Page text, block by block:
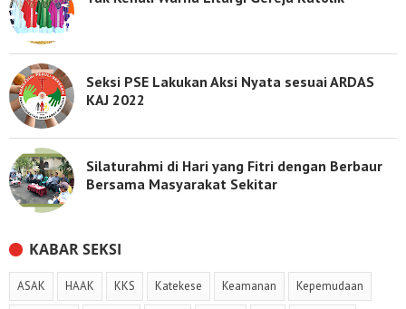
Seksi PSE Lakukan Aksi Nyata sesuai ARDAS
KAJ 2022
Silaturahmi di Hari yang Fitri dengan Berbaur
Bersama Masyarakat Sekitar
KABAR SEKSI
ASAK HAAK KKS Katekese Keamanan Kepemudaan